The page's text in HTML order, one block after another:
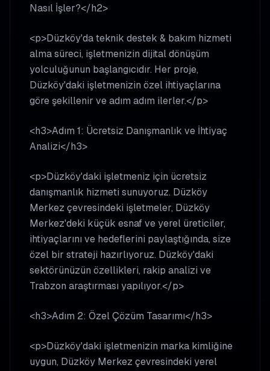
Nasıl İşler?</h2>
<p>Düzköy'da teknik destek & bakım hizmeti
alma süreci, işletmenizin dijital dönüşüm
yolculuğunun başlangıcıdır. Her proje,
Düzköy'daki işletmenizin özel ihtiyaçlarına
göre şekillenir ve adım adım ilerler.</p>
<h3>Adım 1: Ücretsiz Danışmanlık ve İhtiyaç
Analizi</h3>
<p>Düzköy'daki işletmeniz için ücretsiz
danışmanlık hizmeti sunuyoruz. Düzköy
Merkez çevresindeki işletmeler, Düzköy
Merkez'deki küçük esnaf ve yerel üreticiler,
ihtiyaçlarını ve hedeflerini paylaştığında, size
özel bir strateji hazırlıyoruz. Düzköy'daki
sektörünüzün özellikleri, rakip analizi ve
Trabzon araştırması yapılıyor.</p>
<h3>Adım 2: Özel Çözüm Tasarımı</h3>
<p>Düzköy'daki işletmenizin marka kimliğine
uygun, Düzköy Merkez çevresindeki yerel